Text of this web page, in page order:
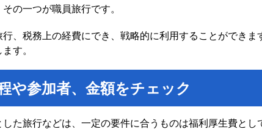
の一つが職員旅行です。
、税務上の経費にでき、戦略的に利用することができま
す。
や参加者、金額をチェック
た旅行などは、一定の要件に合うものは福利厚生費とし